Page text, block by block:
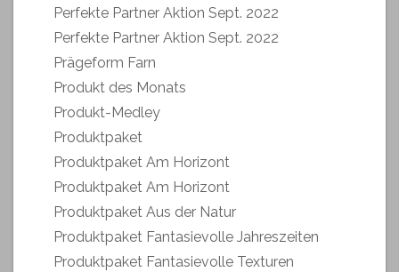
Perfekte Partner Aktion Sept. 2022
Perfekte Partner Aktion Sept. 2022
Prägeform Farn
Produkt des Monats
Produkt-Medley
Produktpaket
Produktpaket Am Horizont
Produktpaket Am Horizont
Produktpaket Aus der Natur
Produktpaket Fantasievolle Jahreszeiten
Produktpaket Fantasievolle Texturen